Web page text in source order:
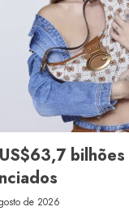
bilhões
de 2026